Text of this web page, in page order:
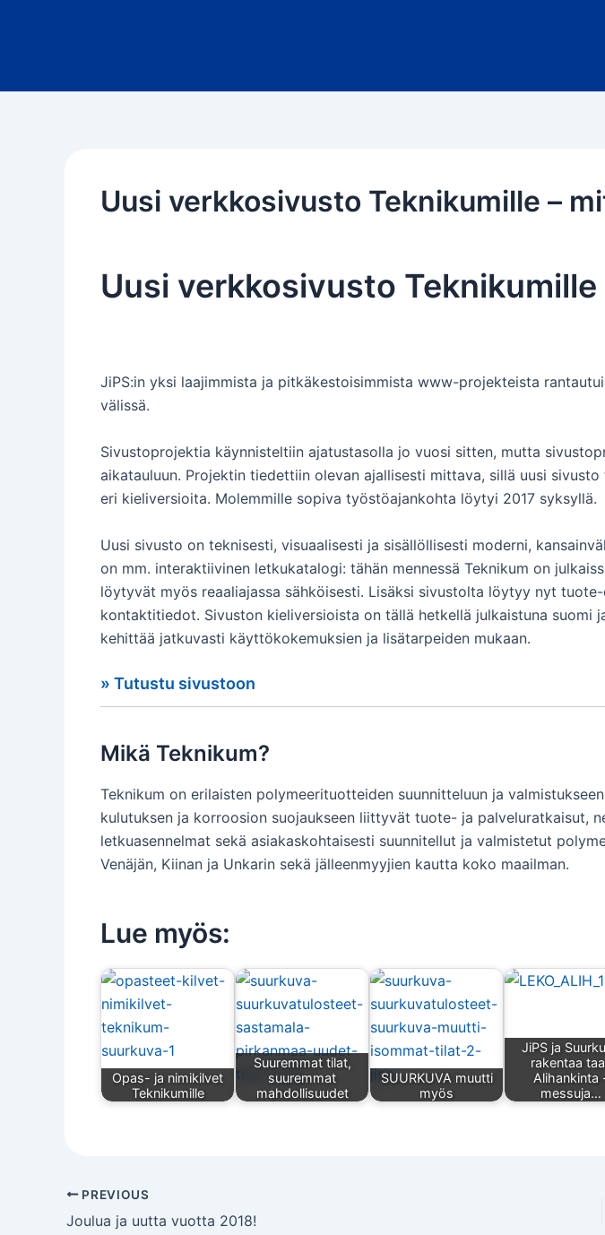
Uusi verkkosivusto Teknikumille –
Uusi verkkosivusto
JiPS:in yksi laajimmista ja pitkäkestoisimmista www-projekteista
välissä.
Sivustoprojektia käynnisteltiin ajatustasolla jo vuosi sitten, mutta
aikatauluun. Projektin tiedettiin olevan ajallisesti mittava, sillä uusi
eri kieliversioita. Molemmille sopiva työstöajankohta löytyi 2017 syksyllä.
Uusi sivusto on teknisesti, visuaalisesti ja sisällöllisesti moderni,
on mm. interaktiivinen letkukatalogi: tähän mennessä Teknikum on
löytyvät myös reaaliajassa sähköisesti. Lisäksi sivustolta löytyy nyt
kontaktitiedot. Sivuston kieliversioista on tällä hetkellä julkaistuna suomi
kehittää jatkuvasti käyttökokemuksien ja lisätarpeiden mukaan.
» Tutustu sivustoon
Mikä Teknikum?
Teknikum on erilaisten polymeerituotteiden suunnitteluun ja
kulutuksen ja korroosion suojaukseen liittyvät tuote- ja palveluratkaisut,
letkuasennelmat sekä asiakaskohtaisesti suunnitellut ja valmistetut
Venäjän, Kiinan ja Unkarin sekä jälleenmyyjien kautta koko maailman.
Lue myös:
Opas- ja nimikilvet
Teknikumille
Suuremmat tilat,
suuremmat
mahdollisuudet
SUURKUVA muutti
myös
JiPS ja
rakentaa
Alihankinta
messuja…
PREVIOUS
Joulua ja uutta vuotta 2018!